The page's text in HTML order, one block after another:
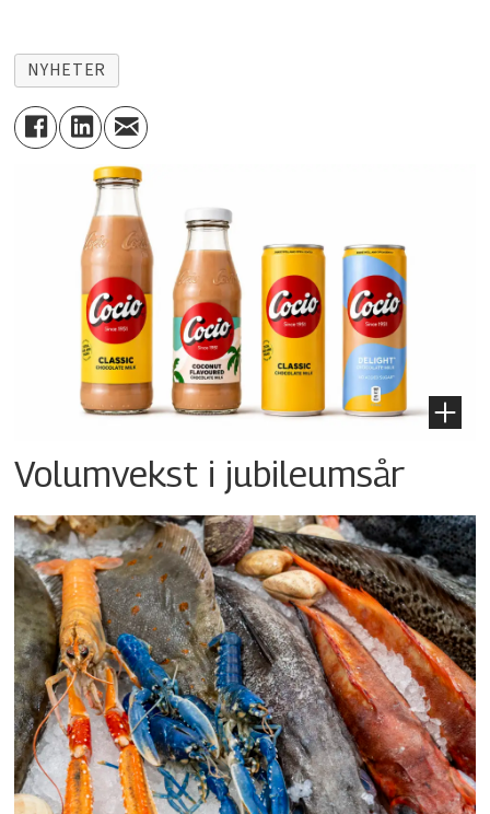
NYHETER
Volumvekst i jubileumsår